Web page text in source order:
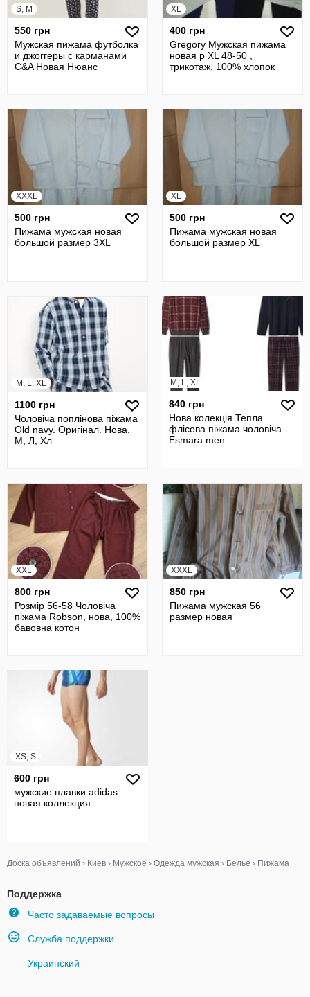
S, M
550 грн
Мужская пижама футболка
и джоггеры с карманами
C&A Новая Нюанс
XL
400 грн
Gregory Мужская пижама
новая р XL 48-50 ,
трикотаж, 100% хлопок
XXXL
500 грн
Пижама мужская новая
большой размер 3XL
XL
500 грн
Пижама мужская новая
большой размер XL
M, L, XL
1100 грн
Чоловіча поплінова піжама
Old navy. Оригінал. Нова.
М, Л, Хл
M, L, XL
840 грн
Нова колекція Тепла
флісова піжама чоловіча
Esmara men
XXL
800 грн
Розмір 56-58 Чоловіча
піжама Robson, нова, 100%
бавовна котон
XXXL
850 грн
Пижама мужская 56
размер новая
XS, S
600 грн
мужские плавки adidas
новая коллекция
Доска объявлений › Киев › Мужское › Одежда мужская › Белье › Пижама
Поддержка
Часто задаваемые вопросы
Служба поддержки
Украинский